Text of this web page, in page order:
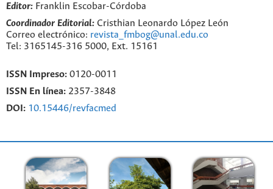
Editor: Franklin Escobar-Córdoba
Coordinador Editorial: Cristhian Leonardo López León
Correo electrónico: revista_fmbog@unal.edu.co
Tel: 3165145-316 5000, Ext. 15161
ISSN Impreso: 0120-0011
ISSN En línea: 2357-3848
DOI: 10.15446/revfacmed